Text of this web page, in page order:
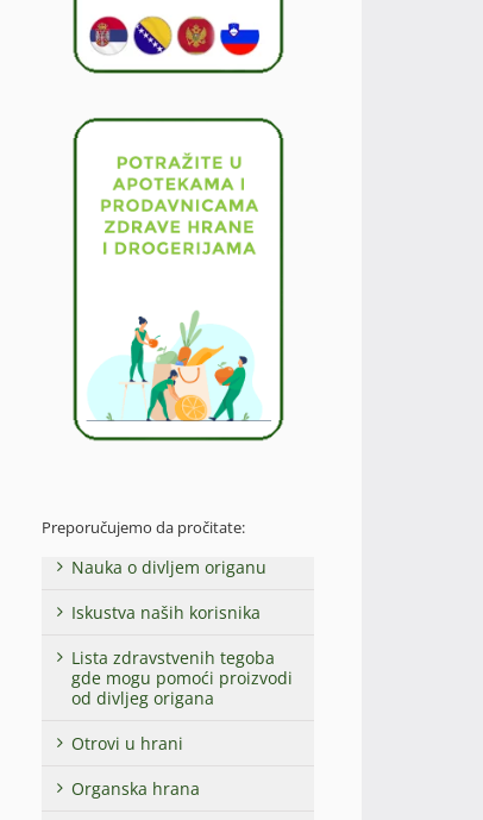
Preporučujemo da pročitate:
Nauka o divljem origanu
Iskustva naših korisnika
Lista zdravstvenih tegoba
gde mogu pomoći proizvodi
od divljeg origana
Otrovi u hrani
Organska hrana